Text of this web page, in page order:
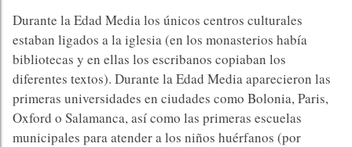
Durante la Edad Media los únicos centros culturales
estaban ligados a la iglesia (en los monasterios había
bibliotecas y en ellas los escribanos copiaban los
diferentes textos). Durante la Edad Media aparecieron las
primeras universidades en ciudades como Bolonia, Paris,
Oxford o Salamanca, así como las primeras escuelas
municipales para atender a los niños huérfanos (por